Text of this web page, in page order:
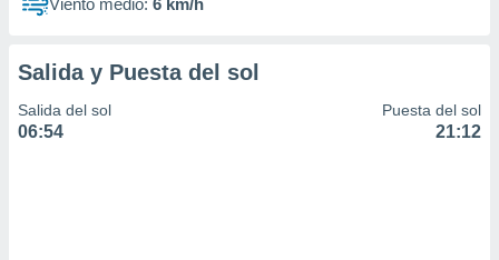
Viento medio: 6 km/h
Salida y Puesta del sol
Salida del sol
06:54
Puesta del sol
21:12